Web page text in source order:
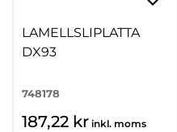
LAMELLSLIPLATTA
DX93
748178
187,22 kr inkl. moms